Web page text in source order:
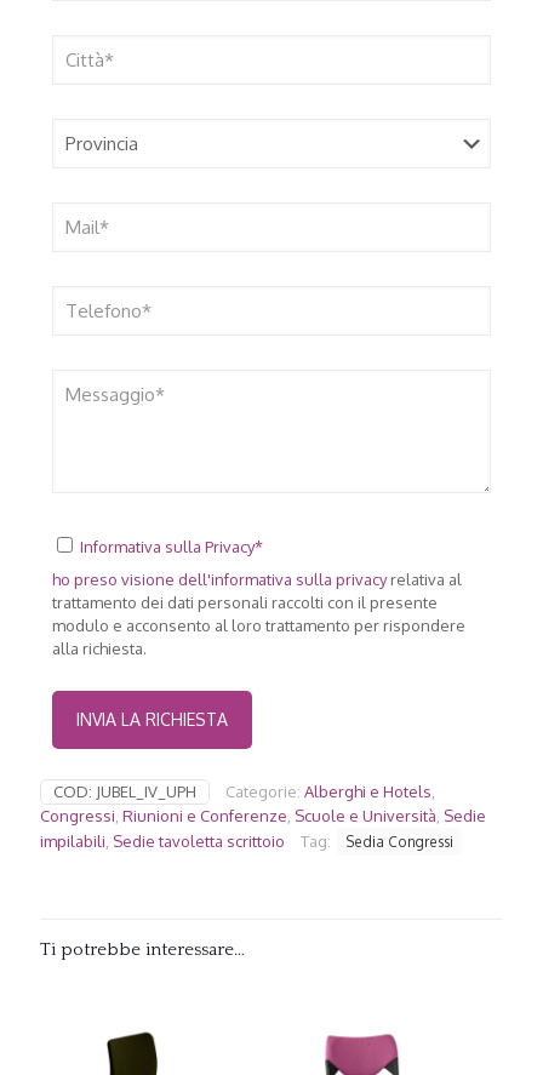
Informativa sulla Privacy*
ho preso visione dell'informativa sulla privacyrelativa al
trattamento dei dati personali raccolti con il presente
modulo e acconsento al loro trattamento per rispondere
alla richiesta.
COD: JUBEL_IV_UPH Categorie: Alberghi e Hotels
Congressi Riunioni e Conferenze Scuole e Università Sedie
impilabili Sedie tavoletta scrittoio Tag: Sedia Congressi
Ti potrebbe interessare…